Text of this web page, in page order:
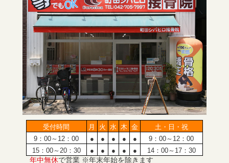
受付時間 月 火 水 木 金
土・日・祝
9：00～12：00
● ● ● ● ●
9：00～12：00
15：00～20：30
● ● ● ● ● 14：00～17：30
年中無休で営業 ※年末年始を除きます